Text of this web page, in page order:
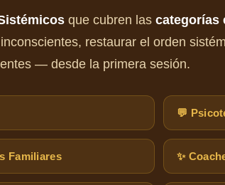
que cubren las categorías
restaurar el orden
— desde la primera sesión.
💬
Familiares ✨